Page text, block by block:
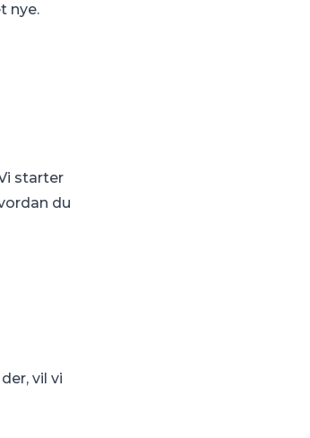
nye.
starter
du
vil vi